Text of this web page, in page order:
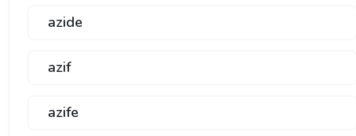
azide
azif
azife